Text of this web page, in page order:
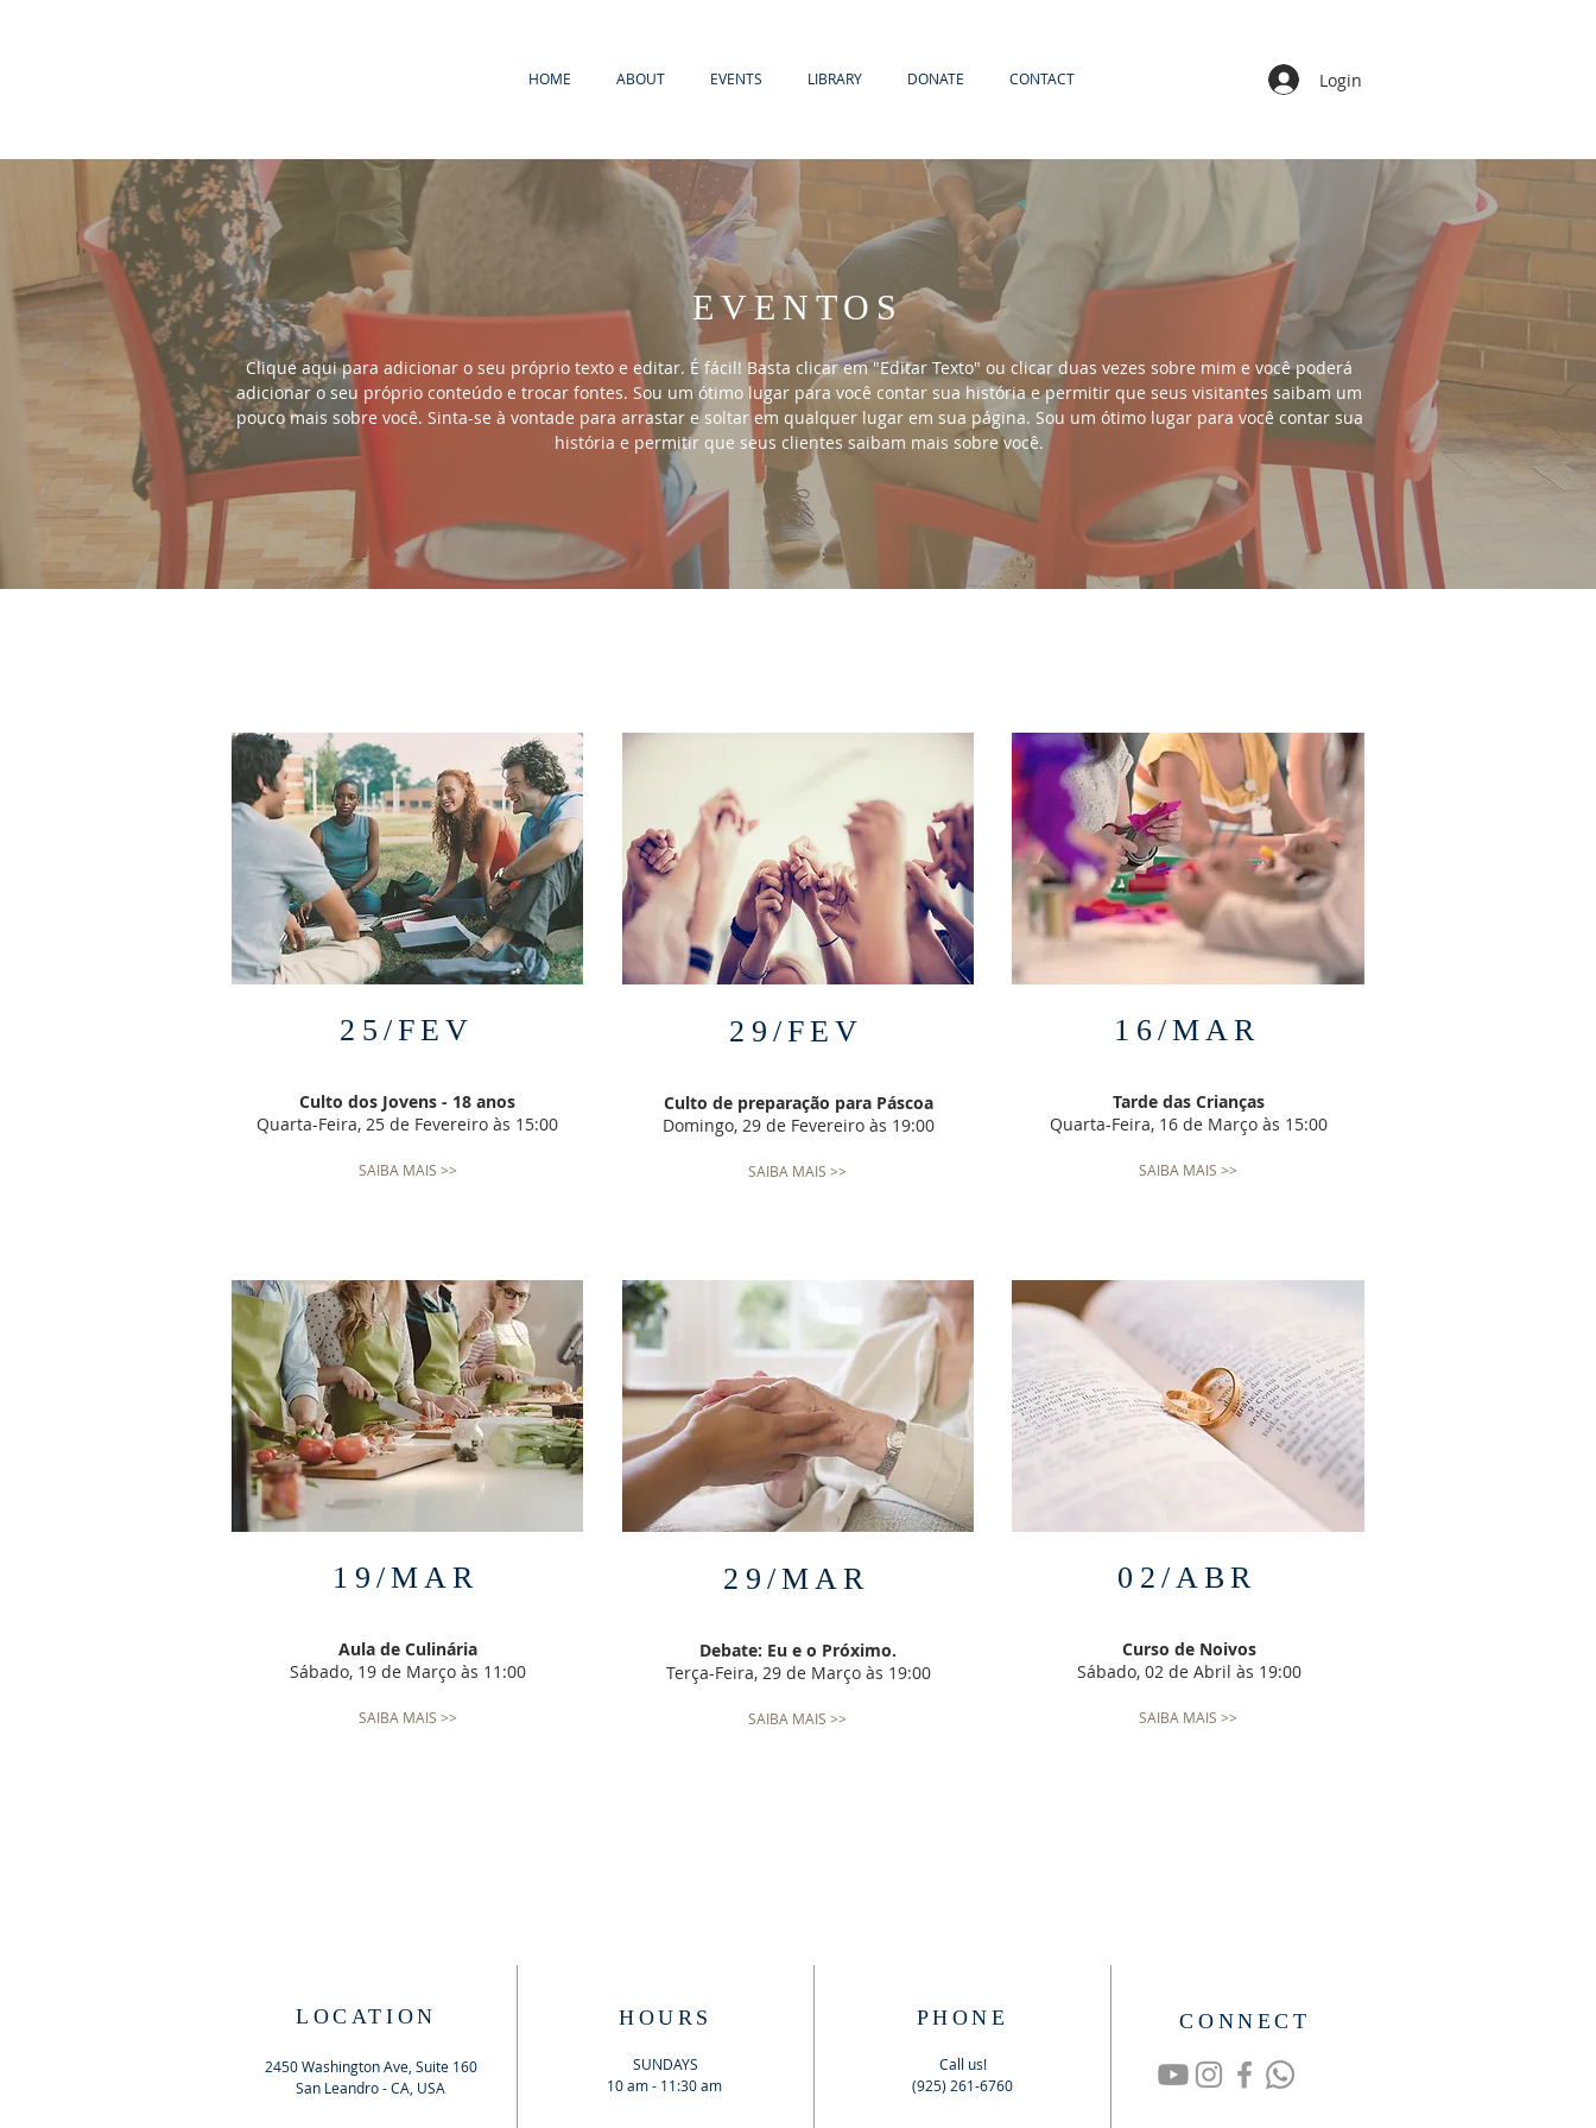
HOME ABOUT EVENTS LIBRARY DONATE CONTACT Login
EVENTOS
Clique aqui para adicionar o seu próprio texto e editar. É fácil! Basta clicar em "Editar Texto" ou clicar duas vezes sobre mim e você poderá
adicionar o seu próprio conteúdo e trocar fontes. Sou um ótimo lugar para você contar sua história e permitir que seus visitantes saibam um
pouco mais sobre você. Sinta-se à vontade para arrastar e soltar em qualquer lugar em sua página. Sou um ótimo lugar para você contar sua
história e permitir que seus clientes saibam mais sobre você.
25/FEV
Culto dos Jovens - 18 anos
Quarta-Feira, 25 de Fevereiro às 15:00
SAIBA MAIS >>
29/FEV
Culto de preparação para Páscoa
Domingo, 29 de Fevereiro às 19:00
SAIBA MAIS >>
16/MAR
Tarde das Crianças
Quarta-Feira, 16 de Março às 15:00
SAIBA MAIS >>
19/MAR
Aula de Culinária
Sábado, 19 de Março às 11:00
SAIBA MAIS >>
29/MAR
Debate: Eu e o Próximo.
Terça-Feira, 29 de Março às 19:00
SAIBA MAIS >>
02/ABR
Curso de Noivos
Sábado, 02 de Abril às 19:00
SAIBA MAIS >>
LOCATION
2450 Washington Ave, Suite 160
San Leandro - CA, USA
HOURS
SUNDAYS
10 am - 11:30 am
PHONE
Call us!
(925) 261-6760
CONNECT